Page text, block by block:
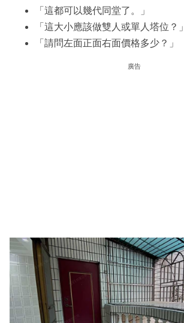
「這都可以幾代同堂了。」
「這大小應該做雙人或單人塔位？」
「請問左面正面右面價格多少？」
廣告